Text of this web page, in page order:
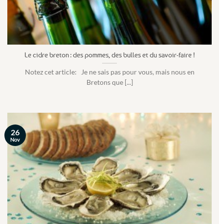
Le cidre breton : des pommes, des bulles et du savoir-faire !
Notez cet article: Je ne sais pas pour vous, mais nous en
Bretons que [...]
26
Nov